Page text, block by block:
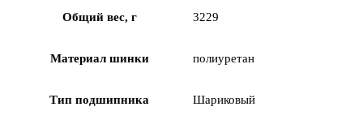
Общий вес, г 3229
Материал шинки полиуретан
Тип подшипника Шариковый